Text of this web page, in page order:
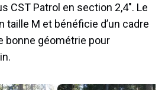
CST Patrol en section 2,4″. Le
taille M et bénéficie d’un cadre
bonne géométrie pour